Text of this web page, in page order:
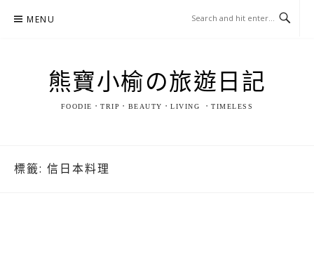
MENU
熊寶小榆の旅遊日記
FOODIE．TRIP．BEAUTY．LIVING ．TIMELESS
標籤: 信日本料理